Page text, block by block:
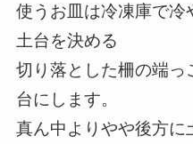
使うお皿は冷凍庫で冷
土台を決める
切り落とした柵の端っ
台にします。
真ん中よりやや後方に